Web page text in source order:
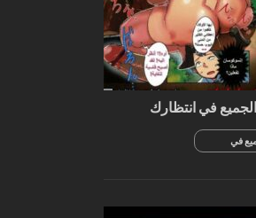
في انتظارك
في